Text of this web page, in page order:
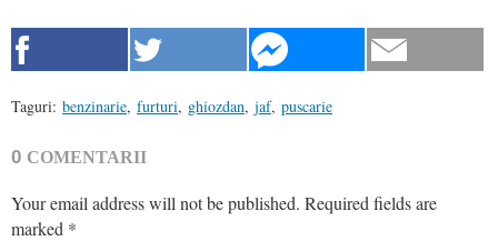
Taguri: benzinarie, furturi, ghiozdan, jaf, puscarie
0 COMENTARII
Your email address will not be published. Required fields are
marked *